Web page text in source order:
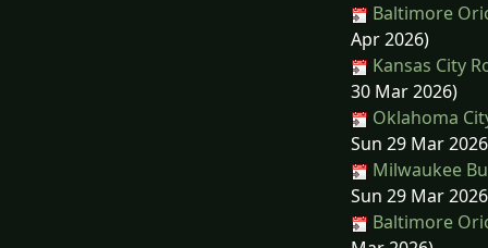
Baltimore
Apr 2026)
Kansas City
30 Mar 2026)
Oklahoma
Sun 29 Mar
Milwaukee
Sun 29 Mar
Baltimore